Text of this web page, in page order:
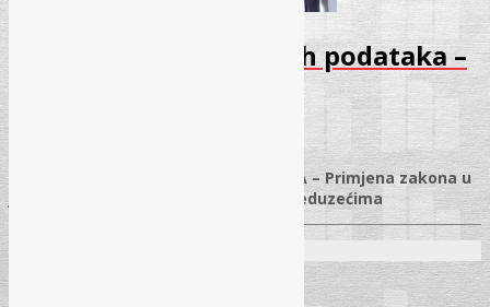
Seminar – Zaštita ličnih podataka –
ZAKON O ZAŠTITI LIČNIH PODATAKA – Primjena zakona u
javnim ustanovama i komunalnim preduzećima